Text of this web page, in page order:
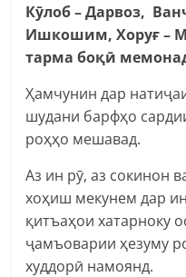
Кӯлоб– Дарвоз, Ван
Ишкошим, Хоруғ –
тарма боқӣ
Ҳамчунин дар
шудани барфҳо
роҳҳо мешавад.
Аз ин рӯ, аз сокинон
хоҳиш мекунем дар
қитъаҳои хатарноку
ҷамъоварии ҳезуму
худдорӣ намоянд.